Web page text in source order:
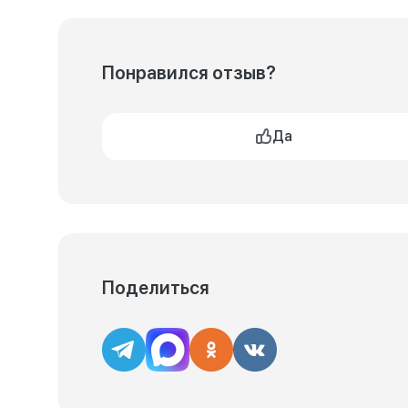
Понравился отзыв?
Да
Поделиться